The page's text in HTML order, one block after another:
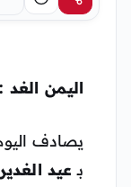
مشاركةاستماع
اليمن الغد
يصادف
بـ عيد الغدير